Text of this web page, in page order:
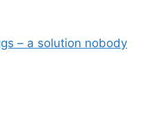
– a solution nobody